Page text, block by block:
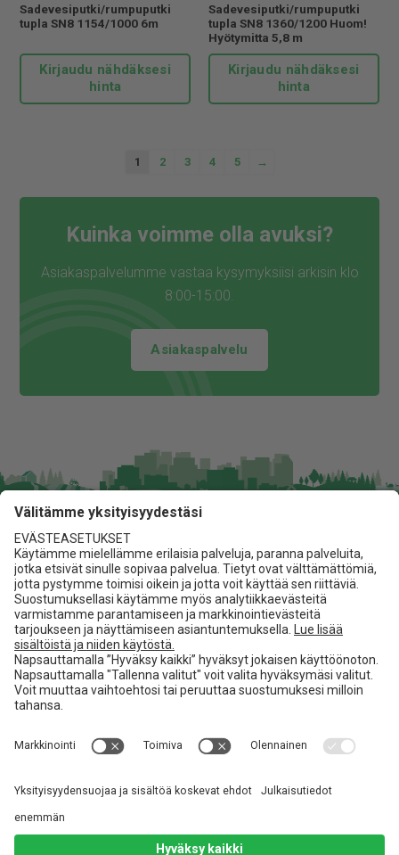
Sadevesiputki/rumpuputki
tupla SN8 1154/1000 6m
Kirjaudu nähdäksesi
hinta
Sadevesiputki/rumpuputki
tupla SN8 1360/1200 Huom!
Hyötymitta 5,8 m
Kirjaudu nähdäksesi
hinta
1 2 3 4 5 →
Kuinka voimme olla avuksi?
Asiakaspalvelumme vastaa kysymyksiisi arkisin klo
8:00-15:00.
Asiakaspalvelu
Jita Oy
Lakarintie 10, 34800 Virrat
03 475 6100
info@jita.fi
Asiakaspalvelu
Seuraa meitä